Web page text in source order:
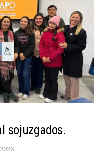
sojuzgados.